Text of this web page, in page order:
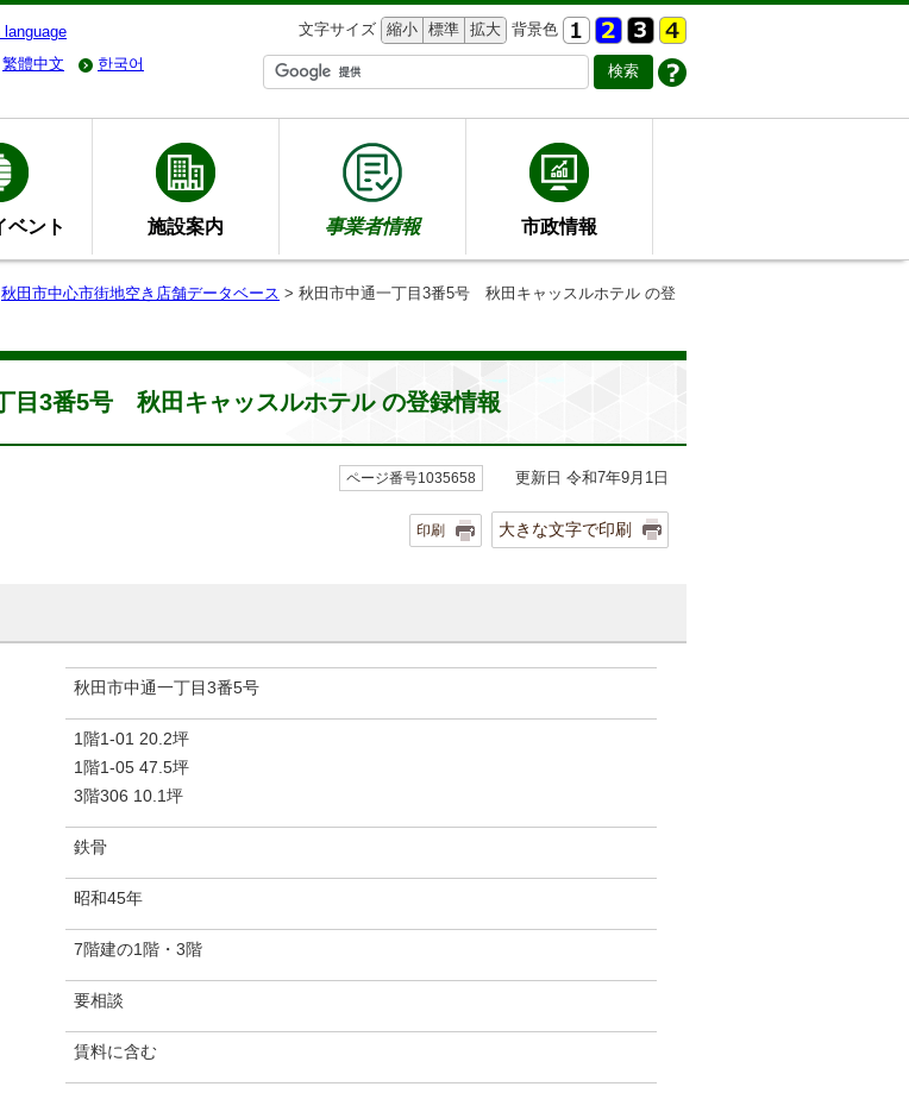
language 文字サイズ 縮小 標準 拡大 背景色
繁體中文 한국어
ベント 施設案内 事業者情報 市政情報
秋田市中心市街地空き店舗データベース > 秋田市中通一丁目3番5号 秋田キャッスルホテル の登
目3番5号 秋田キャッスルホテル の登録情報
ページ番号1035658 更新日 令和7年9月1日
印刷 大きな文字で印刷
秋田市中通一丁目3番5号
1階1-01 20.2坪
1階1-05 47.5坪
3階306 10.1坪
鉄骨
昭和45年
7階建の1階・3階
要相談
賃料に含む